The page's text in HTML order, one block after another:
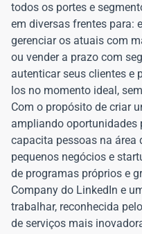
todos os portes e
em diversas frentes para:
gerenciar os atuais com
ou vender a prazo com
autenticar seus clientes e
los no momento ideal,
Com o propósito de criar
ampliando oportunidades
capacita pessoas na área
pequenos negócios e
de programas próprios e
Company do LinkedIn e
trabalhar, reconhecida
de serviços mais